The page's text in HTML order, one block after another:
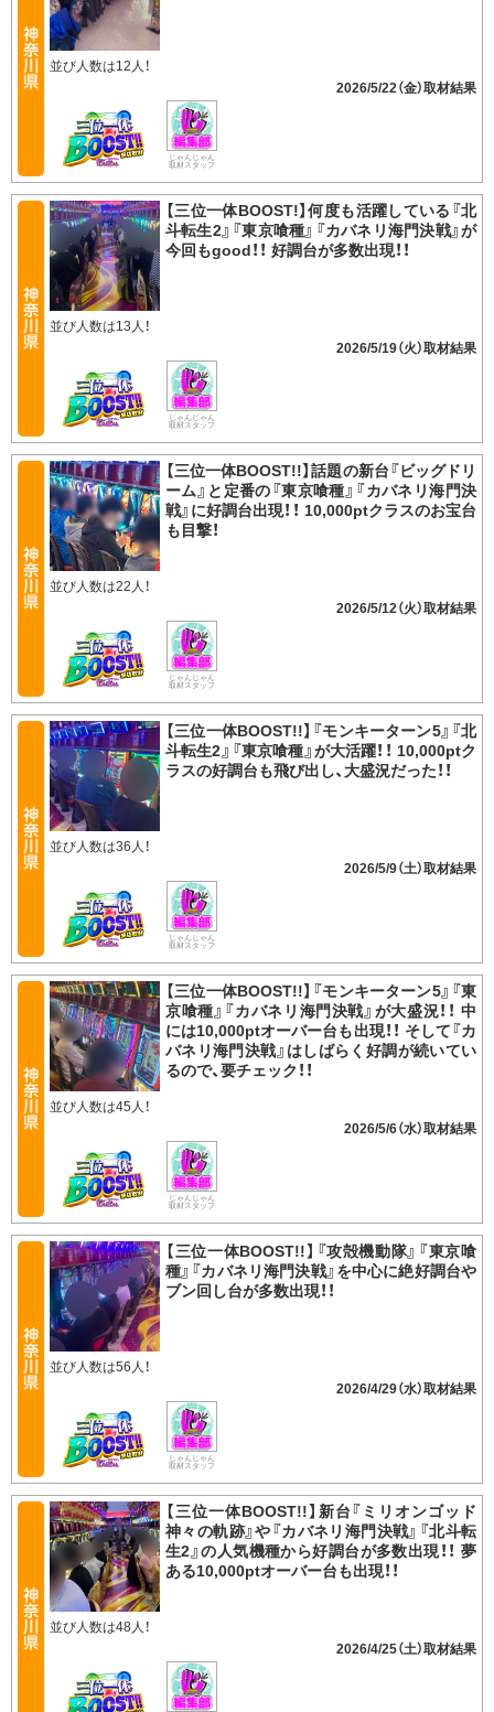
並び人数は12人！
2026/5/22（金）
じゃんじゃん
取材スタッフ
【三位一体BOOST!】何度も活躍している『北
斗転生2』『東京喰種』『カバネリ海門決戦』が
今回もgood！！ 好調台が多数出現！！
並び人数は13人！
2026/5/19（火）
じゃんじゃん
取材スタッフ
【三位一体BOOST!!】話題の新台『ビッグドリ
ーム』と定番の『東京喰種』『カバネリ海門決
戦』に好調台出現！！ 10,000ptクラスのお宝台
も目撃！
並び人数は22人！
2026/5/12（火）
じゃんじゃん
取材スタッフ
【三位一体BOOST!!】『モンキーターン5』『北
斗転生2』『東京喰種』が大活躍！！ 10,000ptク
ラスの好調台も飛び出し、大盛況だった！！
並び人数は36人！
2026/5/9（土）
じゃんじゃん
取材スタッフ
【三位一体BOOST!!】『モンキーターン5』『東
京喰種』『カバネリ海門決戦』が大盛況！！ 中
には10,000ptオーバー台も出現！！ そして『カ
バネリ海門決戦』はしばらく好調が続いてい
るので、要チェック！！
並び人数は45人！
2026/5/6（水）
じゃんじゃん
取材スタッフ
【三位一体BOOST!!】『攻殻機動隊』『東京喰
種』『カバネリ海門決戦』を中心に絶好調台や
ブン回し台が多数出現！！
並び人数は56人！
2026/4/29（水）
じゃんじゃん
取材スタッフ
【三位一体BOOST!!】新台『ミリオンゴッド
神々の軌跡』や『カバネリ海門決戦』『北斗転
生2』の人気機種から好調台が多数出現！！ 夢
ある10,000ptオーバー台も出現！！
並び人数は48人！
2026/4/25（土）